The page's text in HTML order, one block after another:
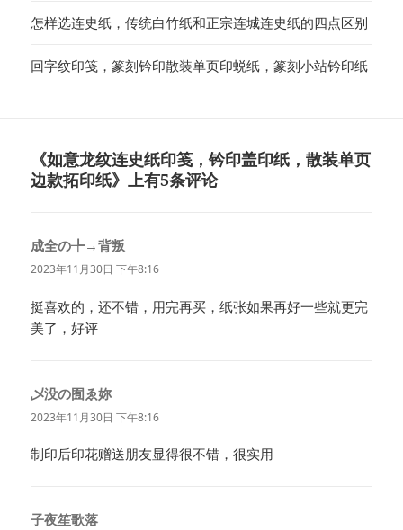
怎样选连史纸，传统白竹纸和正宗连城连史纸的四点区别
回字纹印笺，篆刻钤印散装单页印蜕纸，篆刻小站钤印纸
《如意龙纹连史纸印笺，钤印盖印纸，散装单页
边款拓印纸》上有5条评论
成全の╄→背叛
道：
2023年11月30日 下午8:16
挺喜欢的，还不错，用完再买，纸张如果再好一些就更完
美了，好评
乄没の囿ゑ妳
道：
2023年11月30日 下午8:16
制印后印花赠送朋友显得很不错，很实用
子夜笙歌落